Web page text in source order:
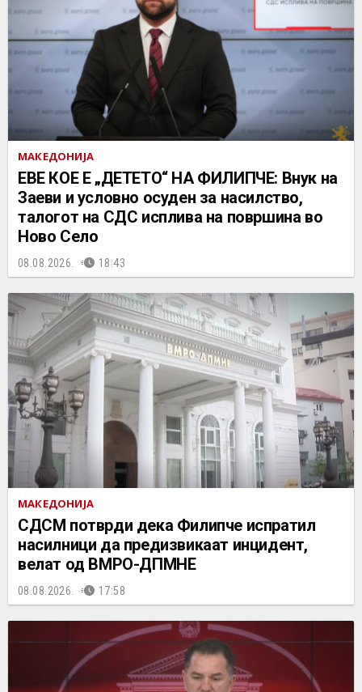
МАКЕДОНИЈА
ЕВЕ КОЕ Е „ДЕТЕТО“ НА ФИЛИПЧЕ: Внук на
Заеви и условно осуден за насилство,
талогот на СДС исплива на површина во
Ново Село
08.08.2026. 18:43
МАКЕДОНИЈА
СДСМ потврди дека Филипче испратил
насилници да предизвикаат инцидент,
велат од ВМРО-ДПМНЕ
08.08.2026. 17:58